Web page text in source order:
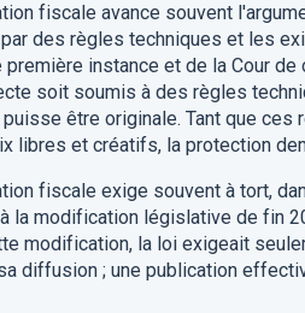
fiscale avance souvent
des règles techniques et les
première instance et de la Cour
soit soumis à des règles
être originale. Tant que ces
libres et créatifs, la protection
fiscale exige souvent à tort,
la modification législative de fin
modification, la loi exigeait
diffusion ; une publication